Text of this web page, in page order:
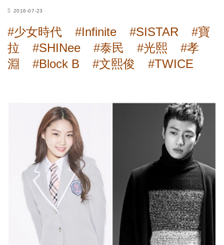
2016-07-23
#少女時代 #Infinite #SISTAR
#寶
拉
#SHINee #泰民 #光熙
#孝
淵
#Block B #文熙俊 #TWICE